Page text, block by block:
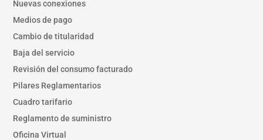
Nuevas conexiones
Medios de pago
Cambio de titularidad
Baja del servicio
Revisión del consumo facturado
Pilares Reglamentarios
Cuadro tarifario
Reglamento de suministro
Oficina Virtual